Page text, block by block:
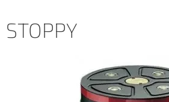
STOPPY